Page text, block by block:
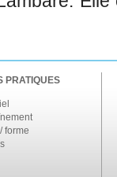
PRATIQUES
forme